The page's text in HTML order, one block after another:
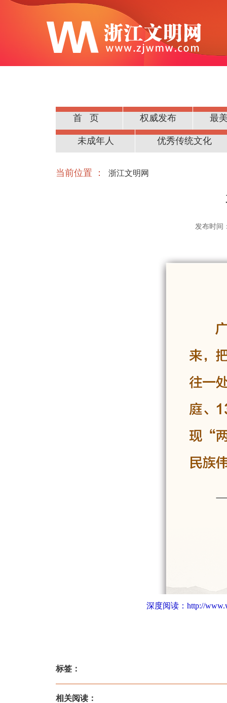
首页 权威发布 最
公民道德
未成年人 优秀传统文化
当前位置 ： 浙江文明网
发布时间
深度阅读： http://
标签：
相关阅读：